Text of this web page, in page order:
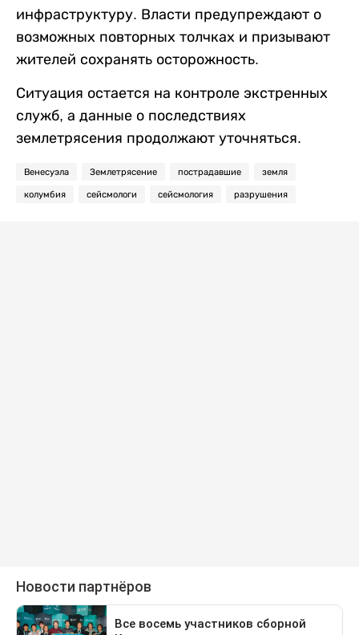
инфраструктуру. Власти предупреждают о
возможных повторных толчках и призывают
жителей сохранять осторожность.
Ситуация остается на контроле экстренных
служб, а данные о последствиях
землетрясения продолжают уточняться.
Венесуэла Землетрясение пострадавшие земля
колумбия сейсмологи сейсмология разрушения